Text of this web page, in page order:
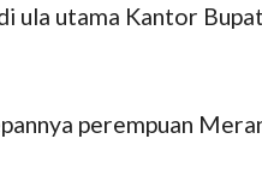
ula utama Kantor
perempuan